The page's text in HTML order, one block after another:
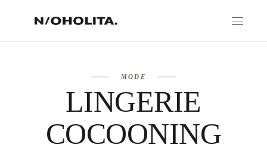
MODE
LINGERIE
COCOONING